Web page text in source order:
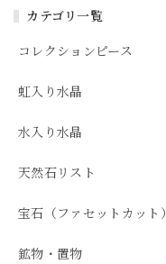
カテゴリ一覧
コレクションピース
虹入り水晶
水入り水晶
天然石リスト
宝石（ファセットカット）
鉱物・置物